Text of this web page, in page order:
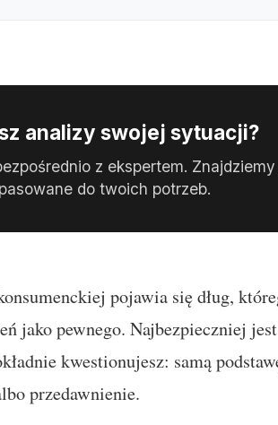
analizy swojej sytuacji?
z ekspertem.
do twoich potrzeb.
pojawia się dług,
jako pewnego. Najbezpieczniej
kwestionujesz: samą
przedawnienie.